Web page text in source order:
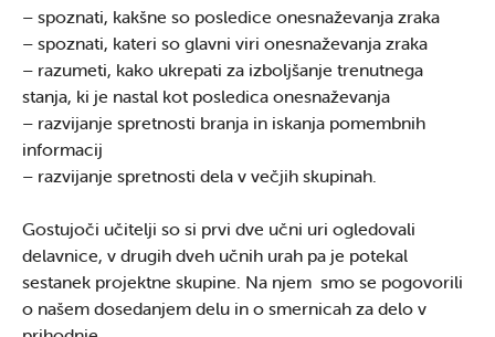
– spoznati, kakšne so posledice onesnaževanja zraka
– spoznati, kateri so glavni viri onesnaževanja zraka
– razumeti, kako ukrepati za izboljšanje trenutnega
stanja, ki je nastal kot posledica onesnaževanja
– razvijanje spretnosti branja in iskanja pomembnih
informacij
– razvijanje spretnosti dela v večjih skupinah.
Gostujoči učitelji so si prvi dve učni uri ogledovali
delavnice, v drugih dveh učnih urah pa je potekal
sestanek projektne skupine. Na njem smo se pogovorili
o našem dosedanjem delu in o smernicah za delo v